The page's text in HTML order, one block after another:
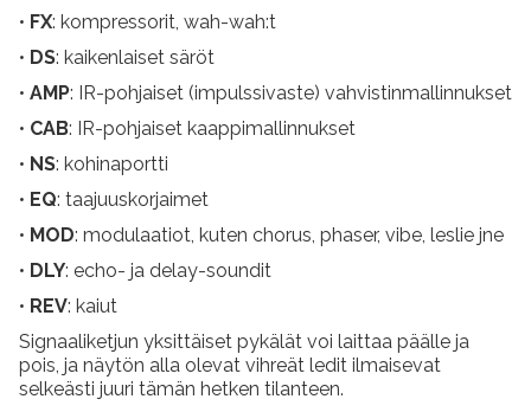
• FX: kompressorit, wah-wah:t
• DS: kaikenlaiset säröt
• AMP: IR-pohjaiset (impulssivaste) vahvistinmallinnukset
• CAB: IR-pohjaiset kaappimallinnukset
• NS: kohinaportti
• EQ: taajuuskorjaimet
• MOD: modulaatiot, kuten chorus, phaser, vibe, leslie jne
• DLY: echo- ja delay-soundit
• REV: kaiut
Signaaliketjun yksittäiset pykälät voi laittaa päälle ja
pois, ja näytön alla olevat vihreät ledit ilmaisevat
selkeästi juuri tämän hetken tilanteen.